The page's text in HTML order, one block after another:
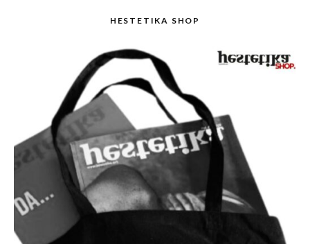
HESTETIKA SHOP